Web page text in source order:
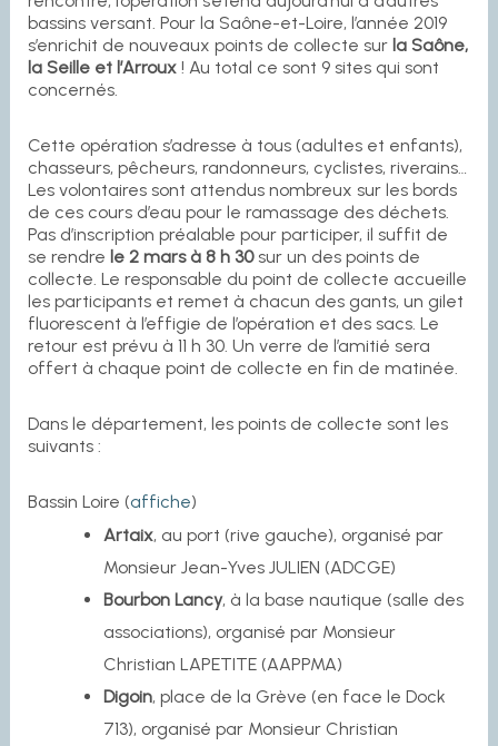
bassins versant. Pour la Saône-et-Loire, l’année 2019
s’enrichit de nouveaux points de collecte surla Saône,
la Seille et l’Arroux! Au total ce sont 9 sites qui sont
concernés.
Cette opération s’adresse à tous (adultes et enfants),
chasseurs, pêcheurs, randonneurs, cyclistes, riverains…
Les volontaires sont attendus nombreux sur les bords
de ces cours d’eau pour le ramassage des déchets.
Pas d’inscription préalable pour participer, il suffit de
se rendre le 2 mars à 8 h 30sur un des points de
collecte. Le responsable du point de collecte accueille
les participants et remet à chacun des gants, un gilet
fluorescent à l’effigie de l’opération et des sacs. Le
retour est prévu à 11 h 30. Un verre de l’amitié sera
offert à chaque point de collecte en fin de matinée.
Dans le département, les points de collecte sont les
suivants :
Bassin Loire (affiche)
Artaix, au port (rive gauche), organisé par
Monsieur Jean-Yves JULIEN (ADCGE)
Bourbon Lancy, à la base nautique (salle des
associations), organisé par Monsieur
Christian LAPETITE (AAPPMA)
Digoin, place de la Grève (en face le Dock
713), organisé par Monsieur Christian